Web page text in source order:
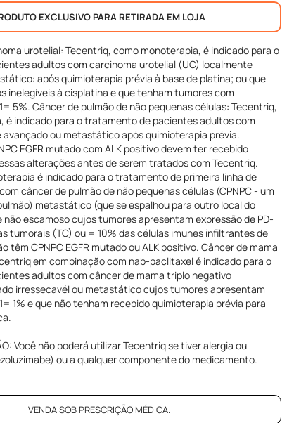
EXCLUSIVO PARA RETIRADA EM LOJA
urotelial: Tecentriq, como monoterapia, é indicado para o
adultos com carcinoma urotelial (UC) localmente
após quimioterapia prévia à base de platina; ou que
inelegíveis à cisplatina e que tenham tumores com
5%. Câncer de pulmão de não pequenas células: Tecentriq,
é indicado para o tratamento de pacientes adultos com
avançado ou metastático após quimioterapia prévia.
EGFR mutado com ALK positivo devem ter recebido
alterações antes de serem tratados com Tecentriq.
é indicado para o tratamento de primeira linha de
câncer de pulmão de não pequenas células (CPNPC - um
metastático (que se espalhou para outro local do
não escamoso cujos tumores apresentam expressão de PD-
tumorais (TC) ou = 10% das células imunes infiltrantes de
têm CPNPC EGFR mutado ou ALK positivo. Câncer de mama
em combinação com nab-paclitaxel é indicado para o
adultos com câncer de mama triplo negativo
irressecavél ou metastático cujos tumores apresentam
1% e que não tenham recebido quimioterapia prévia para
Você não poderá utilizar Tecentriq se tiver alergia ou
ou a qualquer componente do medicamento.
VENDA SOB PRESCRIÇÃO MÉDICA.